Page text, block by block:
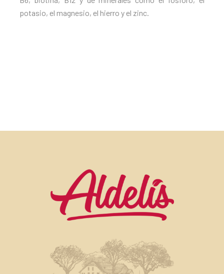
potasio, el magnesio, el hierro y el zinc.